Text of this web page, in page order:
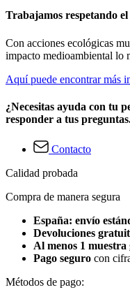
Trabajamos respetando
Con acciones ecológicas
impacto medioambiental lo
Aquí puede encontrar más
¿Necesitas ayuda con tu
responder a tus
Contacto
Calidad probada
Compra de manera segura
España: envío
Devoluciones
Al menos 1 muestra
Pago seguro con
Métodos de pago: